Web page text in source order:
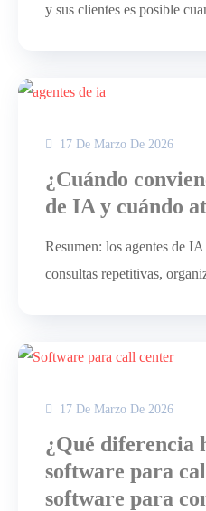
y sus clientes es posible
17 De Marzo De 2026
¿Cuándo
de IA y cuándo
Resumen: los agentes de
consultas repetitivas,
17 De Marzo De 2026
¿Qué diferencia
software para
software para